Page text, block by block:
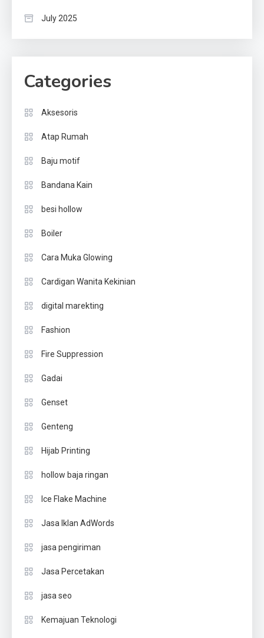
July 2025
Categories
Aksesoris
Atap Rumah
Baju motif
Bandana Kain
besi hollow
Boiler
Cara Muka Glowing
Cardigan Wanita Kekinian
digital marekting
Fashion
Fire Suppression
Gadai
Genset
Genteng
Hijab Printing
hollow baja ringan
Ice Flake Machine
Jasa Iklan AdWords
jasa pengiriman
Jasa Percetakan
jasa seo
Kemajuan Teknologi